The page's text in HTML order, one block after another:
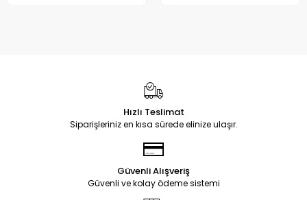
Hızlı Teslimat
Siparişleriniz en kısa sürede elinize ulaşır.
Güvenli Alışveriş
Güvenli ve kolay ödeme sistemi